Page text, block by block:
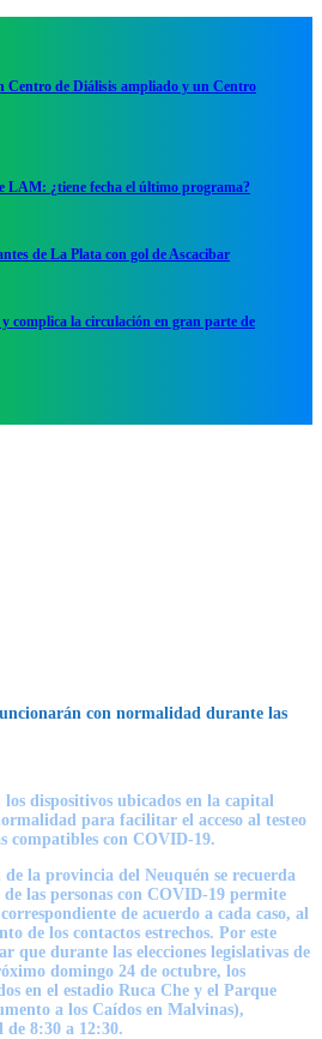
Centro de Diálisis ampliado y un Centro
LAM: ¿tiene fecha el último programa?
de La Plata con gol de Ascacibar
complica la circulación en gran parte de
con normalidad durante las
dispositivos ubicados en la capital
para facilitar el acceso al testeo
compatibles con COVID-19.
la provincia del Neuquén se recuerda
las personas con COVID-19 permite
de acuerdo a cada caso, al
de los contactos estrechos. Por este
que durante las elecciones legislativas de
domingo 24 de octubre, los
en el estadio Ruca Che y el Parque
a los Caídos en Malvinas),
8:30 a 12:30.